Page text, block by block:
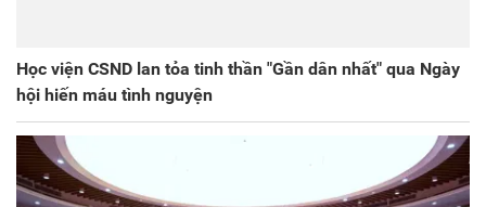
Học viện CSND lan tỏa tinh thần "Gần dân nhất" qua Ngày
hội hiến máu tình nguyện